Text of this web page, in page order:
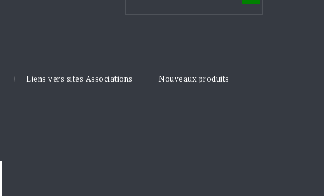
Liens vers sites Associations
Nouveaux produits